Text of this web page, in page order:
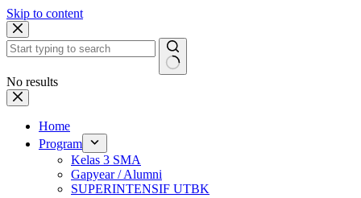
Skip to content
No results
Home
Program
Kelas 3 SMA
Gapyear / Alumni
SUPERINTENSIF UTBK